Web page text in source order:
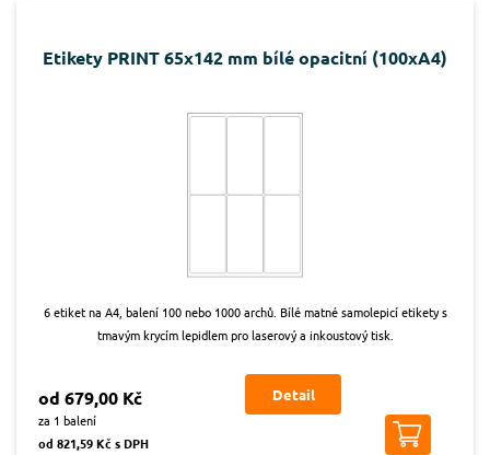
Etikety PRINT 65x142 mm bílé opacitní (100xA4)
6 etiket na A4, balení 100 nebo 1000 archů. Bílé matné samolepicí etikety s
tmavým krycím lepidlem pro laserový a inkoustový tisk.
od 679,00 Kč
za 1 balení
od 821,59 Kč s DPH
Detail